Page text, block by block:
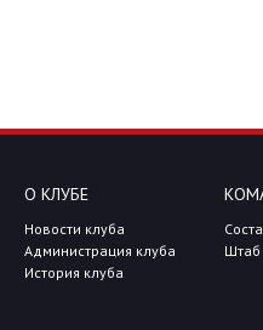
О КЛУБЕ
Новости клуба
Администрация клуба
История клуба